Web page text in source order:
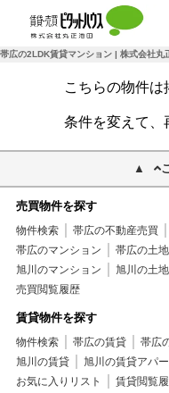
帯広の2LDK賃貸マンション | 株式会社丸
こちらの物件は
条件を変えて、
売買物件を探す
物件検索 帯広の不動産売買
帯広のマンション
帯広の土地
旭川のマンション
旭川の土地
売買閲覧履歴
賃貸物件を探す
物件検索 帯広の賃貸 帯広
旭川の賃貸
旭川の賃貸アパー
お気に入りリスト
賃貸閲覧